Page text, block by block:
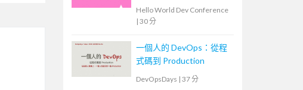
Hello World Dev Conference
| 30 分
一個人的 DevOps：從程
式碼到 Production
DevOpsDays | 37 分